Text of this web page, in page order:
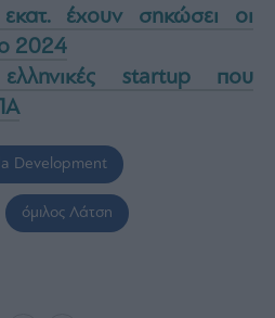
έχουν σηκώσει οι
2024
startup που
Development
όμιλος Λάτση